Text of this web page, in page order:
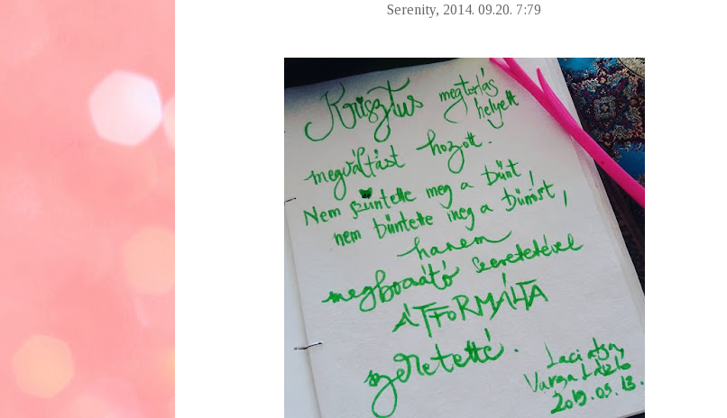
Serenity, 2014. 09.20. 7:79